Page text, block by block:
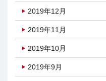
2019年12月
2019年11月
2019年10月
2019年9月